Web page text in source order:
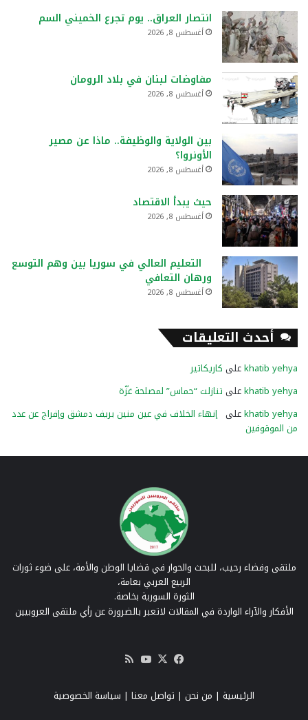
انتصار العراق.. يوم تجرع الخميني السم
أغسطس 8, 2026
مفاوضات لبنان في بلاد الرومان
أغسطس 8, 2026
بين الولاية والوظيفة.. ماذا عن مصير
الأونروا؟
أغسطس 8, 2026
حيث يبدأ الاقتصاد
أغسطس 8, 2026
التعليم العالي في سوريا بين وهم التوسع
ورهان التعافي
أغسطس 8, 2026
أحدث التعليقات
khatib yehyaعلى كاريكاتير
khatib yehyaعلى تنازلت “حماس” لمصلحة غزّة
khatib yehyaعلى إنهاء الخلاف في عين منين بريف دمشق وإفراج عن عدد
من الموقوفين
ملتقى وفضاء رحيب، للبحث والحوار في قضايا الوطن والأمة، على ضوء ثورات
الربيع العربي بعامة،
الثورة السورية بخاصة.
الأفكار والآراء الواردة في المقالات لاتعبر بالضرورة عن رأي ملتقى العروبيين
فيسبوك
‫X
‫YouTube
RSS
الرئيسية | من نحن | تواصل معنا | سياسة الخصوصية